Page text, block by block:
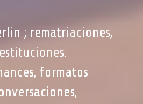
; rematriaciones,
formatos